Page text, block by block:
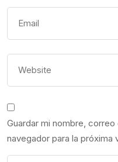
Guardar mi nombre,
navegador para la próxima